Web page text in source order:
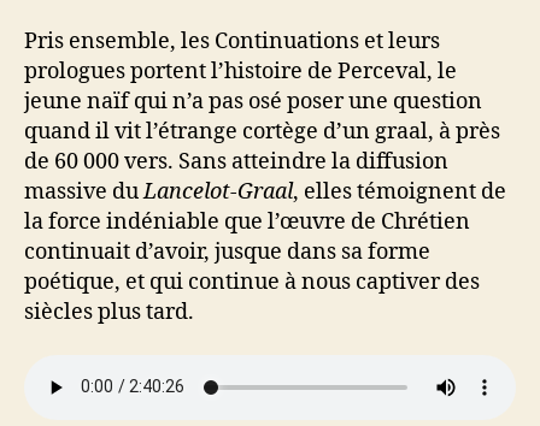
Pris ensemble, les Continuations et leurs
prologues portent l’histoire de Perceval, le
jeune naïf qui n’a pas osé poser une question
quand il vit l’étrange cortège d’un graal, à près
de 60 000 vers. Sans atteindre la diffusion
massive duLancelot-Graal, elles témoignent de
la force indéniable que l’œuvre de Chrétien
continuait d’avoir, jusque dans sa forme
poétique, et qui continue à nous captiver des
siècles plus tard.